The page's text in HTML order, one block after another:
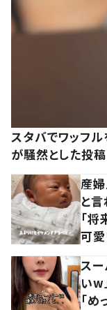
スタバでワッフル
が騒然とした投稿
産
と
「
可愛
ス
いw
「